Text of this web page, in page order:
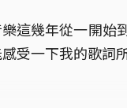
這幾年從一開始
受一下我的歌詞